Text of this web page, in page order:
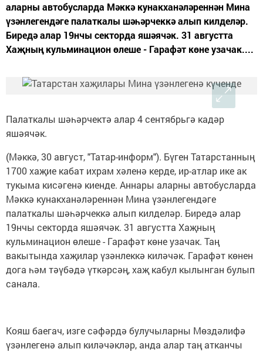
аларны автобусларда Мәккә кунакханәләреннән Мина
үзәнлегендәге палаткалы шәһәрчеккә алып килделәр.
Биредә алар 19нчы секторда яшәячәк. 31 августта
Хаҗның кульминацион өлеше - Гарафәт көне узачак....
Палаткалы шәһәрчектә алар 4 сентябрьгә кадәр
яшәячәк.
(Мәккә, 30 август, "Татар-информ"). Бүген Татарстанның
1700 хаҗие кабат ихрам хәленә керде, ир-атлар ике ак
тукыма кисәгенә киенде. Аннары аларны автобусларда
Мәккә кунакханәләреннән Мина үзәнлегендәге
палаткалы шәһәрчеккә алып килделәр. Биредә алар
19нчы секторда яшәячәк. 31 августта Хаҗның
кульминацион өлеше - Гарафәт көне узачак. Таң
вакытында хаҗилар үзәнлеккә киләчәк. Гарафәт көнен
дога һәм тәүбәдә үткәрсәң, хаҗ кабул кылынган булып
санала.
Кояш баегач, изге сәфәрдә булучыларны Мөздәлифә
үзәнлегенә алып киләчәкләр, анда алар таң атканчы